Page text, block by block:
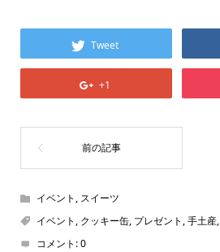
Tweet
+1
イベント , スイーツ
イベント , クッキー缶, プレゼント ,手土産,
コメント:0